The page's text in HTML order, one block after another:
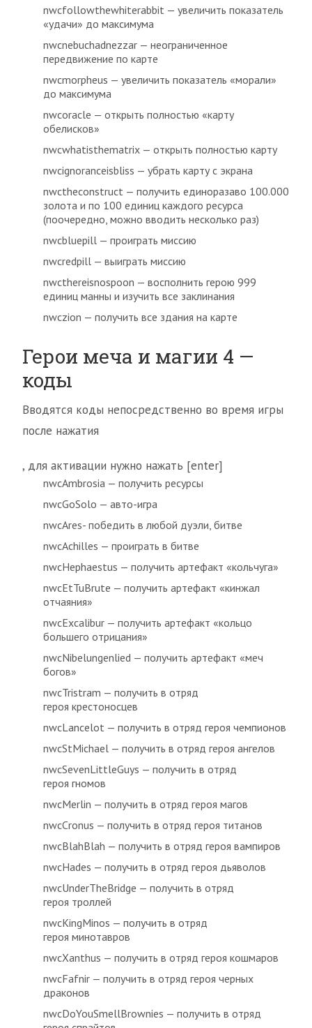
nwcfollowthewhiterabbit — увеличить показатель
«удачи» до максимума
nwcnebuchadnezzar — неограниченное
передвижение по карте
nwcmorpheus — увеличить показатель «морали»
до максимума
nwcoracle — открыть полностью «карту
обелисков»
nwcwhatisthematrix — открыть полностью карту
nwcignoranceisbliss — убрать карту с экрана
nwctheconstruct — получить единоразаво 100.000
золота и по 100 единиц каждого ресурса
(поочередно, можно вводить несколько раз)
nwcbluepill — проиграть миссию
nwcredpill — выиграть миссию
nwcthereisnospoon — восполнить герою 999
единиц манны и изучить все заклинания
nwczion — получить все здания на карте
Герои меча и магии 4 —
коды
Вводятся коды непосредственно во время игры
после нажатия
, для активации нужно нажать [enter]
nwcAmbrosia — получить ресурсы
nwcGoSolo — авто-игра
nwcAres- победить в любой дуэли, битве
nwcAchilles — проиграть в битве
nwcHephaestus — получить артефакт «кольчуга»
nwcEtTuBrute — получить артефакт «кинжал
отчаяния»
nwcExcalibur — получить артефакт «кольцо
большего отрицания»
nwcNibelungenlied — получить артефакт «меч
богов»
nwcTristram — получить в отряд
героя крестоносцев
nwcLancelot — получить в отряд героя чемпионов
nwcStMichael — получить в отряд героя ангелов
nwcSevenLittleGuys — получить в отряд
героя гномов
nwcMerlin — получить в отряд героя магов
nwcCronus — получить в отряд героя титанов
nwcBlahBlah — получить в отряд героя вампиров
nwcHades — получить в отряд героя дьяволов
nwcUnderTheBridge — получить в отряд
героя троллей
nwcKingMinos — получить в отряд
героя минотавров
nwcXanthus — получить в отряд героя кошмаров
nwcFafnir — получить в отряд героя черных
драконов
nwcDoYouSmellBrownies — получить в отряд